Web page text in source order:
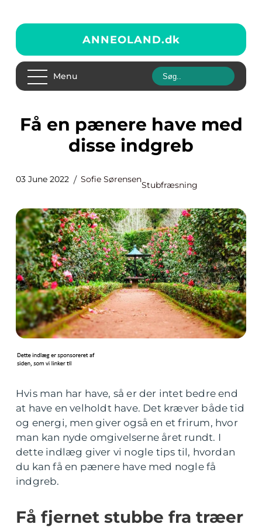
ANNEOLAND.dk
Menu
Få en pænere have med
disse indgreb
03 June 2022 Sofie Sørensen
Stubfræsning
Hvis man har have, så er der intet bedre end
at have en velholdt have. Det kræver både tid
og energi, men giver også en et frirum, hvor
man kan nyde omgivelserne året rundt. I
dette indlæg giver vi nogle tips til, hvordan
du kan få en pænere have med nogle få
indgreb.
Få fjernet stubbe fra træer